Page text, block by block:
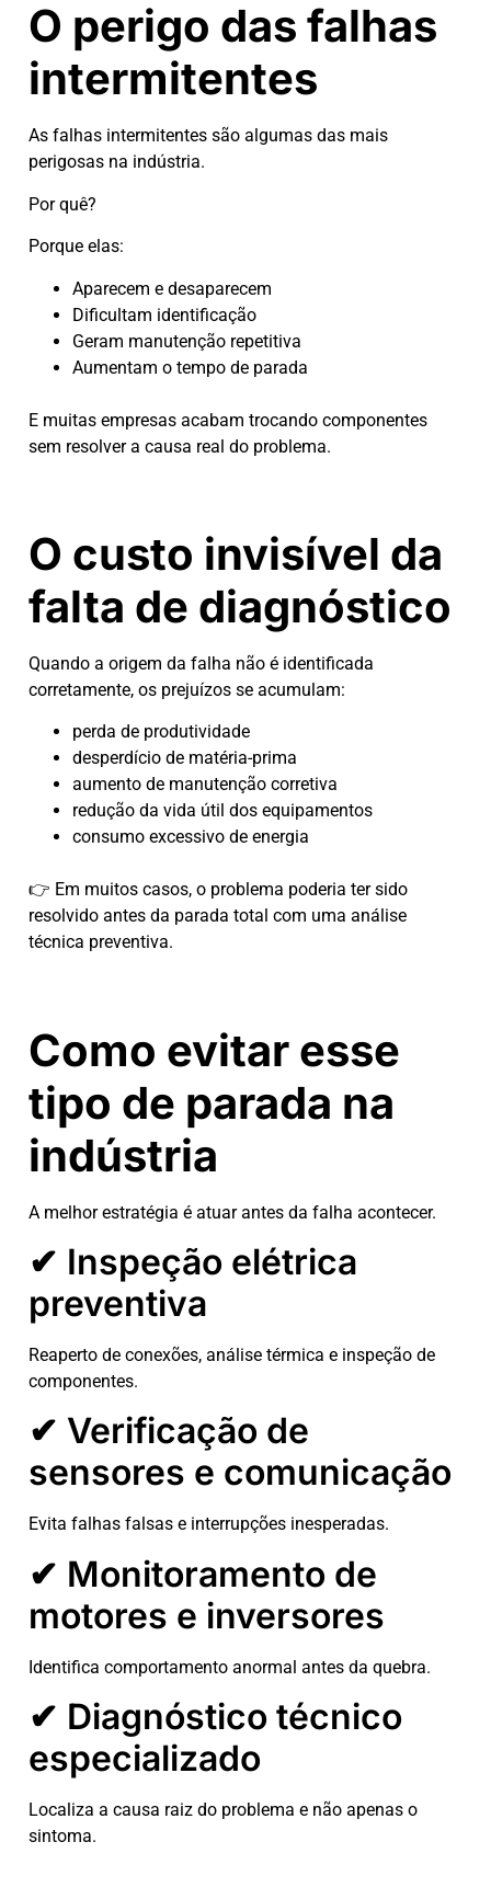
O perigo das falhas
intermitentes
As falhas intermitentes são algumas das mais
perigosas na indústria.
Por quê?
Porque elas:
Aparecem e desaparecem
Dificultam identificação
Geram manutenção repetitiva
Aumentam o tempo de parada
E muitas empresas acabam trocando componentes
sem resolver a causa real do problema.
O custo invisível da
falta de diagnóstico
Quando a origem da falha não é identificada
corretamente, os prejuízos se acumulam:
perda de produtividade
desperdício de matéria-prima
aumento de manutenção corretiva
redução da vida útil dos equipamentos
consumo excessivo de energia
👉 Em muitos casos, o problema poderia ter sido
resolvido antes da parada total com uma análise
técnica preventiva.
Como evitar esse
tipo de parada na
indústria
A melhor estratégia é atuar antes da falha acontecer.
✔ Inspeção elétrica
preventiva
Reaperto de conexões, análise térmica e inspeção de
componentes.
✔ Verificação de
sensores e comunicação
Evita falhas falsas e interrupções inesperadas.
✔ Monitoramento de
motores e inversores
Identifica comportamento anormal antes da quebra.
✔ Diagnóstico técnico
especializado
Localiza a causa raiz do problema e não apenas o
sintoma.